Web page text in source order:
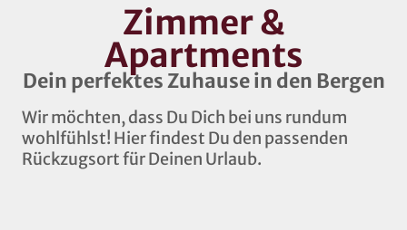
Zimmer &
Apartments
Dein perfektes Zuhause in den Bergen
Wir möchten, dass Du Dich bei uns rundum
wohlfühlst! Hier findest Du den passenden
Rückzugsort für Deinen Urlaub.